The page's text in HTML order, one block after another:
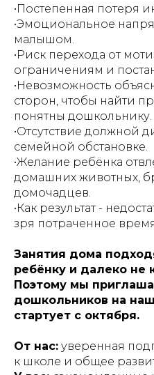
•Постепенная потеря
•Эмоциональное
малышом.
•Риск перехода от
ограничениям и
•Невозможность
сторон, чтобы найти
понятны дошкольнику.
•Отсутствие должной
семейной обстановке.
•Желание ребёнка
домашних животных,
домочадцев.
•Как результат -
зря потраченное
Занятия дома
ребёнку и далеко
Поэтому мы
дошкольников на
стартует с октября.
От нас: уверенная
к школе и общее